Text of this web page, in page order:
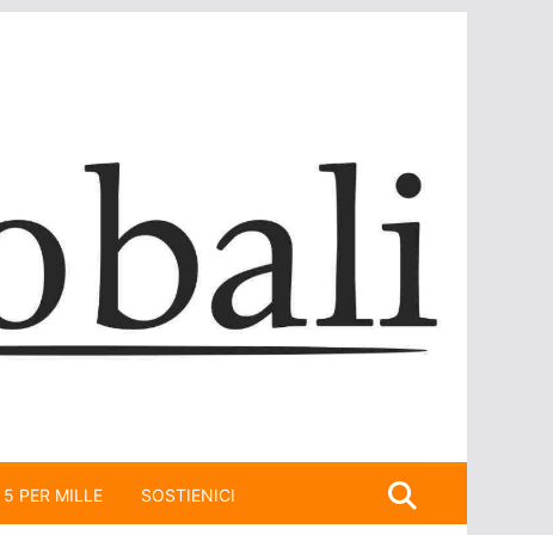
5 PER MILLE SOSTIENICI